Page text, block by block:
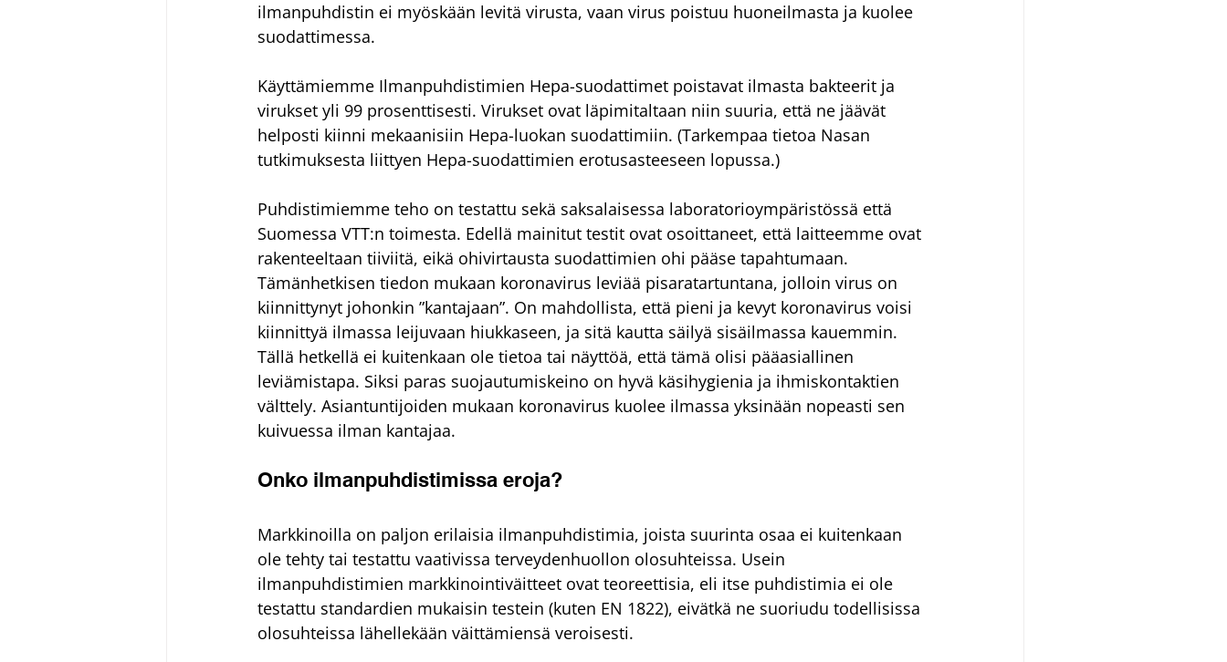
ilmanpuhdistin ei myöskään levitä virusta, vaan virus poistuu huoneilmasta ja kuolee
suodattimessa.
Käyttämiemme Ilmanpuhdistimien Hepa-suodattimet poistavat ilmasta bakteerit ja
virukset yli 99 prosenttisesti. Virukset ovat läpimitaltaan niin suuria, että ne jäävät
helposti kiinni mekaanisiin Hepa-luokan suodattimiin. (Tarkempaa tietoa Nasan
tutkimuksesta liittyen Hepa-suodattimien erotusasteeseen lopussa.)
Puhdistimiemme teho on testattu sekä saksalaisessa laboratorioympäristössä että
Suomessa VTT:n toimesta. Edellä mainitut testit ovat osoittaneet, että laitteemme ovat
rakenteeltaan tiiviitä, eikä ohivirtausta suodattimien ohi pääse tapahtumaan.
Tämänhetkisen tiedon mukaan koronavirus leviää pisaratartuntana, jolloin virus on
kiinnittynyt johonkin ”kantajaan”. On mahdollista, että pieni ja kevyt koronavirus voisi
kiinnittyä ilmassa leijuvaan hiukkaseen, ja sitä kautta säilyä sisäilmassa kauemmin.
Tällä hetkellä ei kuitenkaan ole tietoa tai näyttöä, että tämä olisi pääasiallinen
leviämistapa. Siksi paras suojautumiskeino on hyvä käsihygienia ja ihmiskontaktien
välttely. Asiantuntijoiden mukaan koronavirus kuolee ilmassa yksinään nopeasti sen
kuivuessa ilman kantajaa.
Onko ilmanpuhdistimissa eroja?
Markkinoilla on paljon erilaisia ilmanpuhdistimia, joista suurinta osaa ei kuitenkaan
ole tehty tai testattu vaativissa terveydenhuollon olosuhteissa. Usein
ilmanpuhdistimien markkinointiväitteet ovat teoreettisia, eli itse puhdistimia ei ole
testattu standardien mukaisin testein (kuten EN 1822), eivätkä ne suoriudu todellisissa
olosuhteissa lähellekään väittämiensä veroisesti.